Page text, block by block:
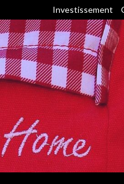
Investissement